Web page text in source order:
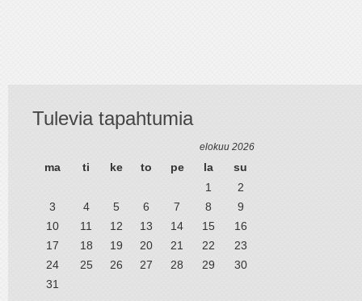
Tulevia tapahtumia
elokuu 2026
ma ti ke to pe la
su
1
2
3
4 5 6 7 8
9
10
11 12 13 14 15
16
17
18 19 20 21 22
23
24
25 26 27 28 29
30
31